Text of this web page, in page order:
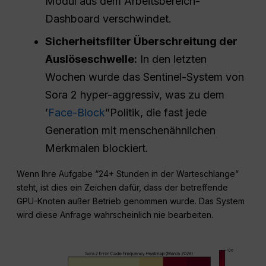
Dashboard verschwindet.
Sicherheitsfilter Überschreitung der
Auslöseschwelle: In den letzten
Wochen wurde das Sentinel-System von
Sora 2 hyper-aggressiv, was zu dem
’Face-Block”Politik, die fast jede
Generation mit menschenähnlichen
Merkmalen blockiert.
Wenn Ihre Aufgabe “24+ Stunden in der Warteschlange”
steht, ist dies ein Zeichen dafür, dass der betreffende
GPU-Knoten außer Betrieb genommen wurde. Das System
wird diese Anfrage wahrscheinlich nie bearbeiten.